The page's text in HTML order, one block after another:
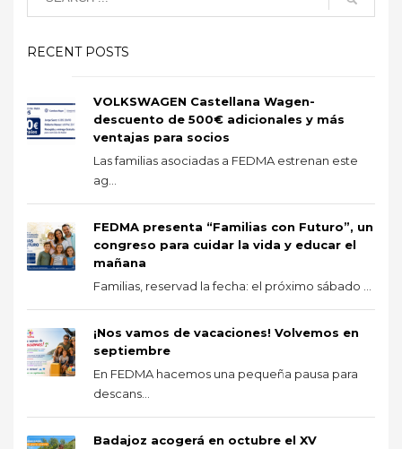
RECENT POSTS
VOLKSWAGEN Castellana Wagen-
descuento de 500€ adicionales y más
ventajas para socios
Las familias asociadas a FEDMA estrenan este
ag...
FEDMA presenta “Familias con Futuro”, un
congreso para cuidar la vida y educar el
mañana
Familias, reservad la fecha: el próximo sábado ...
¡Nos vamos de vacaciones! Volvemos en
septiembre
En FEDMA hacemos una pequeña pausa para
descans...
Badajoz acogerá en octubre el XV